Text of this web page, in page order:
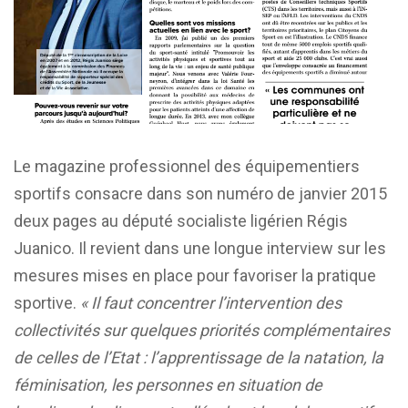
Le magazine professionnel des équipementiers
sportifs consacre dans son numéro de janvier 2015
deux pages au député socialiste ligérien Régis
Juanico. Il revient dans une longue interview sur les
mesures mises en place pour favoriser la pratique
sportive. « Il faut concentrer l’intervention des
collectivités sur quelques priorités complémentaires
de celles de l’Etat : l’apprentissage de la natation, la
féminisation, les personnes en situation de